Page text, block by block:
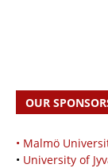
OUR
• Malmö
• University of